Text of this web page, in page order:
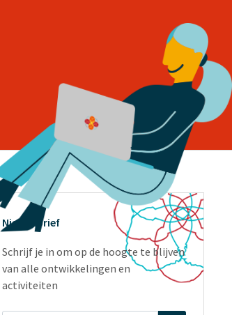
Nieuwsbrief
Schrijf je in om op de hoogte te blijven
van alle ontwikkelingen en
activiteiten